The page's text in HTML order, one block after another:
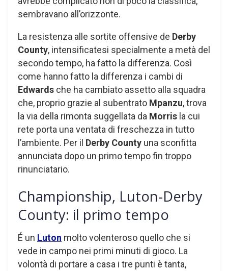
sembravano all’orizzonte.
La resistenza alle sortite offensive de Derby
County, intensificatesi specialmente a metà del
secondo tempo, ha fatto la differenza. Così
come hanno fatto la differenza i cambi di
Edwards che ha cambiato assetto alla squadra
che, proprio grazie al subentrato Mpanzu, trova
la via della rimonta suggellata da Morris la cui
rete porta una ventata di freschezza in tutto
l’ambiente. Per il Derby County una sconfitta
annunciata dopo un primo tempo fin troppo
rinunciatario.
Championship, Luton-Derby
County: il primo tempo
É un Luton molto volenteroso quello che si
vede in campo nei primi minuti di gioco. La
volontà di portare a casa i tre punti è tanta,